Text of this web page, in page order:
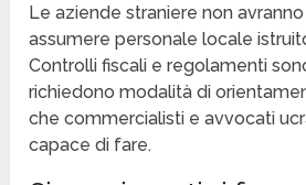
Le aziende straniere non
assumere personale locale
Controlli fiscali e regolamenti
richiedono modalità di
che commercialisti e avvocati
capace di fare.